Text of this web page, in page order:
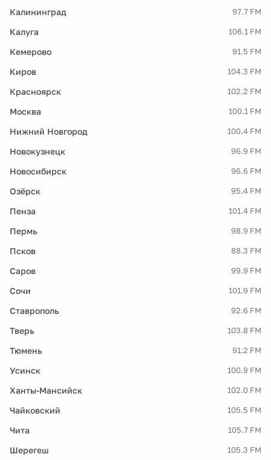
Калининград 97.7 FM
Калуга 106.1 FM
Кемерово 91.5 FM
Киров 104.3 FM
Красноярск 102.2 FM
Москва 100.1 FM
Нижний Новгород 100.4 FM
Новокузнецк 96.9 FM
Новосибирск 96.6 FM
Озёрск 95.4 FM
Пенза 101.4 FM
Пермь 98.9 FM
Псков 88.3 FM
Саров 99.9 FM
Сочи 101.9 FM
Ставрополь 92.6 FM
Тверь 103.8 FM
Тюмень 91.2 FM
Усинск 100.9 FM
Ханты-Мансийск 102.0 FM
Чайковский 105.5 FM
Чита 105.7 FM
Шерегеш 105.3 FM